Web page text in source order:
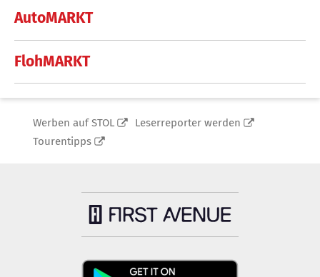
AutoMARKT
FlohMARKT
Werben auf STOL
Leserreporter werden
Tourentipps